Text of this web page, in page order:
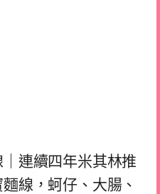
連續四年米其林推
線，蚵仔、大腸、